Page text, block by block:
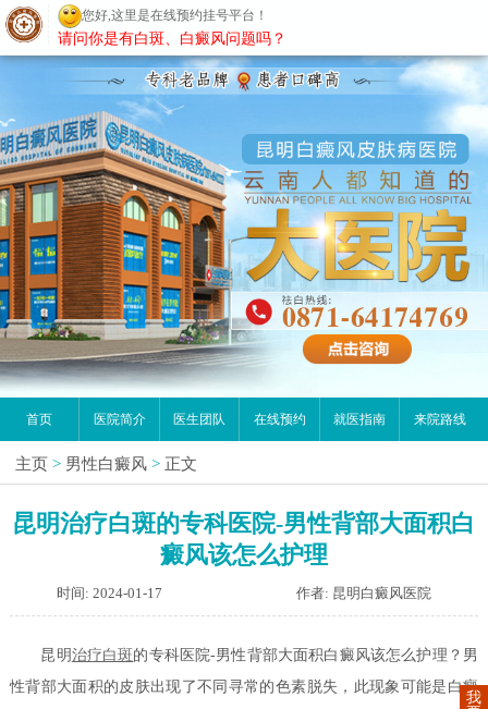
昆明白癜风医院
首页 医院简介 医生团队 在线预约 就医指南 来院路线
主页 > 男性白癜风 > 正文
昆明治疗白斑的专科医院-男性背部大面积白
癜风该怎么护理
时间: 2024-01-17 作者: 昆明白癜风医院
昆明治疗白斑的专科医院-男性背部大面积白癜风该怎么护理？男
性背部大面积的皮肤出现了不同寻常的色素脱失，此现象可能是白癜
我
您好,这里是在线预约挂号平台！
请问你是有白斑、白癜风问题吗？